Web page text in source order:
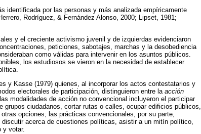
identificada por las personas y más analizada empíricamente
Rodríguez, & Fernández Alonso, 2000; Lipset, 1981;
y el creciente activismo juvenil y de izquierdas evidenciaron
peticiones, sabotajes, marchas y la desobediencia
como válidas para intervenir en los asuntos públicos.
los estudiosos se vieron en la necesidad de establecer
y Kasse (1979) quienes, al incorporar los actos contestatarios y
electorales de participación, distinguieron entre la acción
modalidades de acción no convencional incluyeron el participar
ciudadanos, cortar rutas o calles, ocupar edificios públicos,
opciones; las prácticas convencionales, por su parte,
acerca de cuestiones políticas, asistir a un mitín político,
y votar.